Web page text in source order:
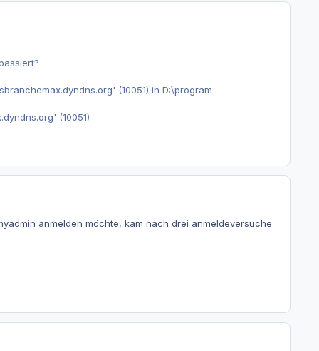
(10051) in D:\program
(10051)
anmelden möchte, kam nach drei anmeldeversuche